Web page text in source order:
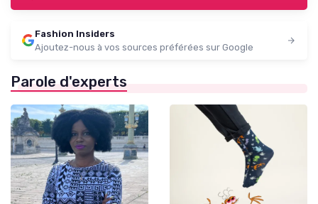
Fashion Insiders
Ajoutez-nous à vos sources préférées sur Google
Parole d'experts